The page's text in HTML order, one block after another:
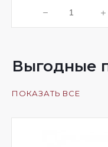
Выгодные
ПОКАЗАТЬ ВСЕ